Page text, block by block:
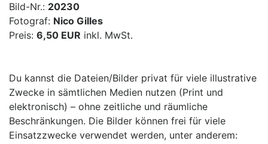
Bild-Nr.: 20230
Fotograf: Nico Gilles
Preis: 6,50 EUR inkl. MwSt.
Du kannst die Dateien/Bilder privat für viele illustrative
Zwecke in sämtlichen Medien nutzen (Print und
elektronisch) – ohne zeitliche und räumliche
Beschränkungen. Die Bilder können frei für viele
Einsatzzwecke verwendet werden, unter anderem: